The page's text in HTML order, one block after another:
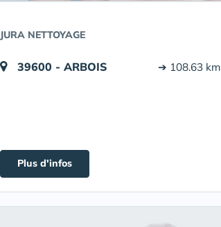
JURA NETTOYAGE
39600 - ARBOIS ➔ 108.63 km
Plus d'infos